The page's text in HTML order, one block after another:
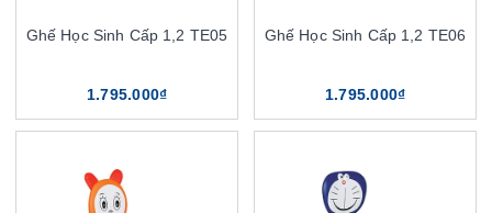
Ghế Học Sinh Cấp 1,2 TE05
1.795.000₫
Ghế Học Sinh Cấp 1,2 TE06
1.795.000₫